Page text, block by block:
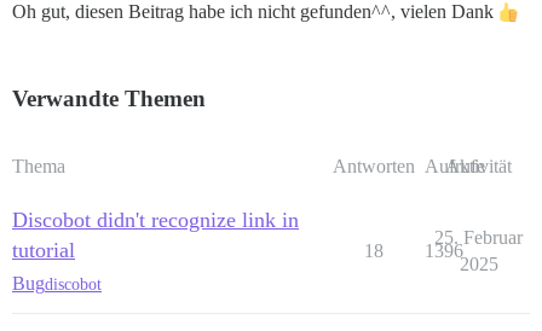
Oh gut, diesen Beitrag habe ich nicht gefunden^^, vielen Dank
Verwandte Themen
Thema Antworten Aufrufe
Aktivität
Discobot didn't recognize link in
tutorial
Bugdiscobot
18 1396
25. Februar
2025